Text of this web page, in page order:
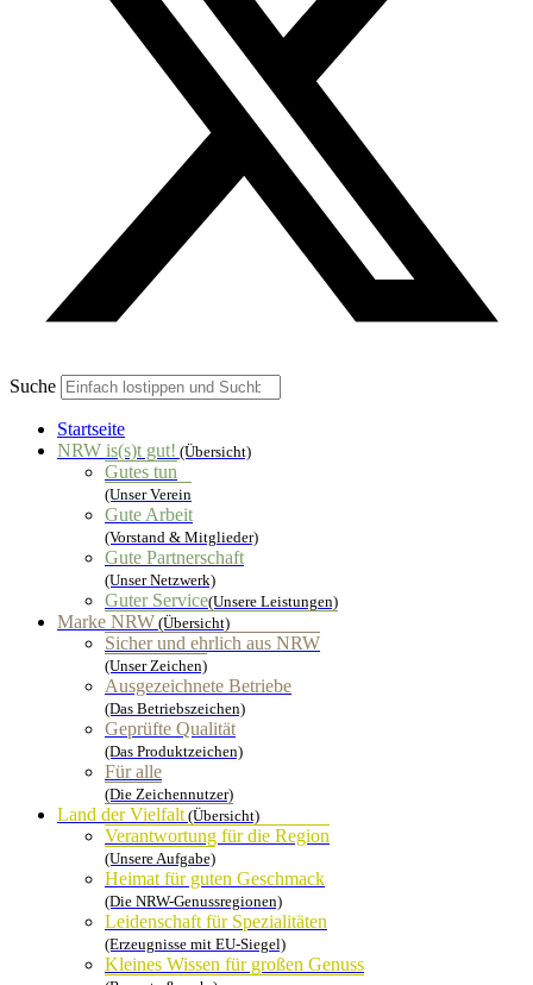
Suche
Startseite
NRW is(s)t gut! (Übersicht)
Gutes tun
(Unser Verein
Gute Arbeit
(Vorstand & Mitglieder)
Gute Partnerschaft
(Unser Netzwerk)
Guter Service(Unsere Leistungen)
Marke NRW (Übersicht)
Sicher und ehrlich aus NRW
(Unser Zeichen)
Ausgezeichnete Betriebe
(Das Betriebszeichen)
Geprüfte Qualität
(Das Produktzeichen)
Für alle
(Die Zeichennutzer)
Land der Vielfalt(Übersicht)
Verantwortung für die Region
(Unsere Aufgabe)
Heimat für guten Geschmack
(Die NRW-Genussregionen)
Leidenschaft für Spezialitäten
(Erzeugnisse mit EU-Siegel)
Kleines Wissen für großen Genuss